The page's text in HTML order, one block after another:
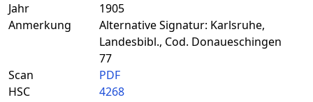
Jahr
1905
Anmerkung
Alternative Signatur: Karlsruhe,
Landesbibl., Cod. Donaueschingen
77
Scan
PDF
HSC
4268